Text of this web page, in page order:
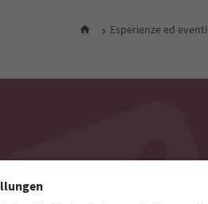
Esperienze ed eventi